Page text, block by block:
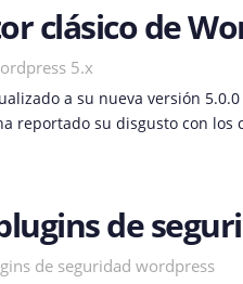
clásico de
5.x
a su nueva versión
reportado su disgusto con los
de
de seguridad wordpress